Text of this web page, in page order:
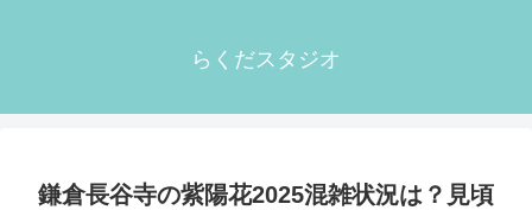
らくだスタジオ
鎌倉長谷寺の紫陽花2025混雑状況は？見頃